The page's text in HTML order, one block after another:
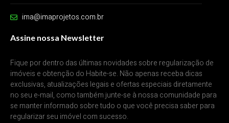
ima@imaprojetos.com.br
Assine nossa Newsletter
Fique por dentro das últimas novidades sobre regularização de
imóveis e obtenção do Habite-se. Não apenas receba dicas
exclusivas, atualizações legais e ofertas especiais diretamente
no seu e-mail, como também junte-se à nossa comunidade para
se manter informado sobre tudo o que você precisa saber para
regularizar seu imóvel com sucesso.